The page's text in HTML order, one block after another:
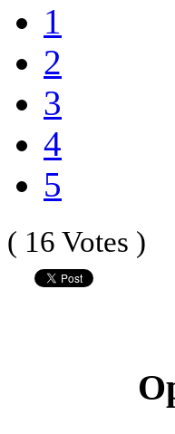
1
2
3
4
5
( 16 Votes )